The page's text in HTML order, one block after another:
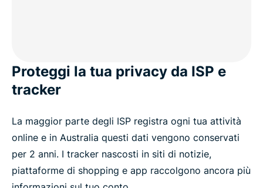
Cosa dicono gli utenti di ExpressVPN per
FAQ: VPN per l'Australia
La privacy online in Australia
Proteggi la tua privacy da ISP e
tracker
La maggior parte degli ISP registra ogni tua attività
online e in Australia questi dati vengono conservati
per 2 anni. I tracker nascosti in siti di notizie,
piattaforme di shopping e app raccolgono ancora più